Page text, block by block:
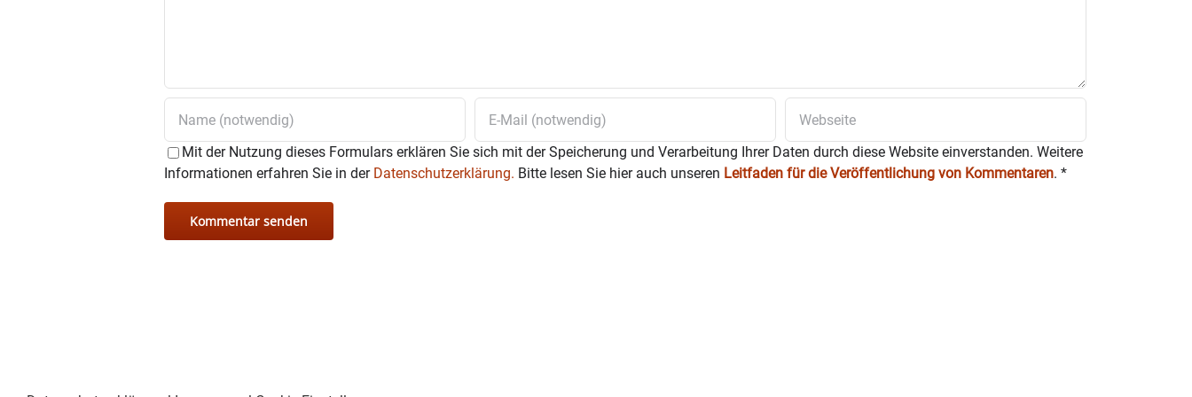
Mit der Nutzung dieses Formulars erklären Sie sich mit der Speicherung und Verarbeitung Ihrer Daten durch diese Website einverstanden. Weitere
Informationen erfahren Sie in der Datenschutzerklärung. Bitte lesen Sie hier auch unseren Leitfaden für die Veröffentlichung von Kommentaren. *